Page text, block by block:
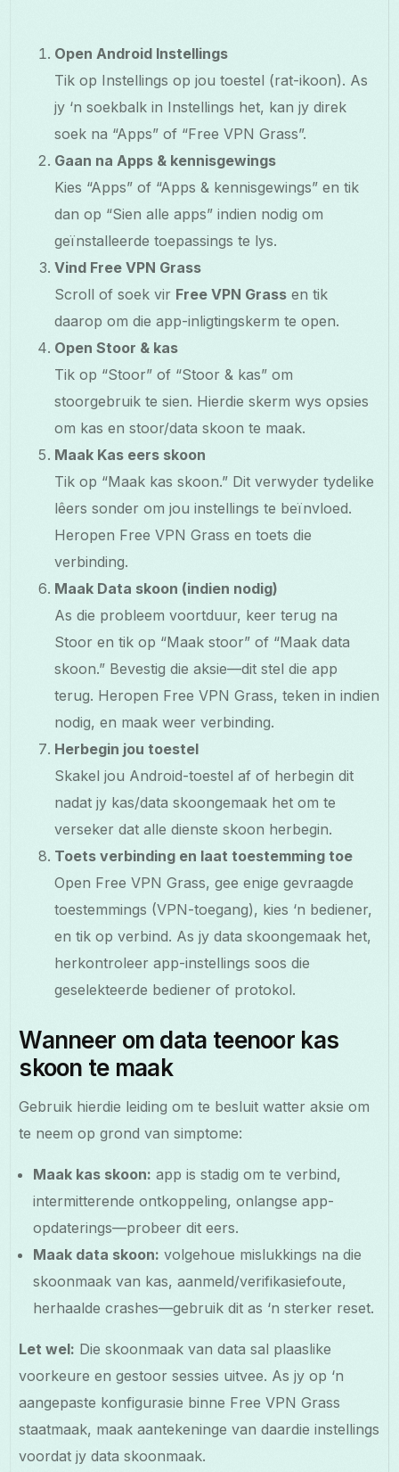
Open Android Instellings
Tik op Instellings op jou toestel (rat-ikoon). As
jy ‘n soekbalk in Instellings het, kan jy direk
soek na “Apps” of “Free VPN Grass”.
Gaan na Apps & kennisgewings
Kies “Apps” of “Apps & kennisgewings” en tik
dan op “Sien alle apps” indien nodig om
geïnstalleerde toepassings te lys.
Vind Free VPN Grass
Scroll of soek vir Free VPN Grass en tik
daarop om die app-inligtingskerm te open.
Open Stoor & kas
Tik op “Stoor” of “Stoor & kas” om
stoorgebruik te sien. Hierdie skerm wys opsies
om kas en stoor/data skoon te maak.
Maak Kas eers skoon
Tik op “Maak kas skoon.” Dit verwyder tydelike
lêers sonder om jou instellings te beïnvloed.
Heropen Free VPN Grass en toets die
verbinding.
Maak Data skoon (indien nodig)
As die probleem voortduur, keer terug na
Stoor en tik op “Maak stoor” of “Maak data
skoon.” Bevestig die aksie—dit stel die app
terug. Heropen Free VPN Grass, teken in indien
nodig, en maak weer verbinding.
Herbegin jou toestel
Skakel jou Android-toestel af of herbegin dit
nadat jy kas/data skoongemaak het om te
verseker dat alle dienste skoon herbegin.
Toets verbinding en laat toestemming toe
Open Free VPN Grass, gee enige gevraagde
toestemmings (VPN-toegang), kies ‘n bediener,
en tik op verbind. As jy data skoongemaak het,
herkontroleer app-instellings soos die
geselekteerde bediener of protokol.
Wanneer om data teenoor kas
skoon te maak
Gebruik hierdie leiding om te besluit watter aksie om
te neem op grond van simptome:
Maak kas skoon: app is stadig om te verbind,
intermitterende ontkoppeling, onlangse app-
opdaterings—probeer dit eers.
Maak data skoon: volgehoue mislukkings na die
skoonmaak van kas, aanmeld/verifikasiefoute,
herhaalde crashes—gebruik dit as ‘n sterker reset.
Let wel: Die skoonmaak van data sal plaaslike
voorkeure en gestoor sessies uitvee. As jy op ‘n
aangepaste konfigurasie binne Free VPN Grass
staatmaak, maak aantekeninge van daardie instellings
voordat jy data skoonmaak.